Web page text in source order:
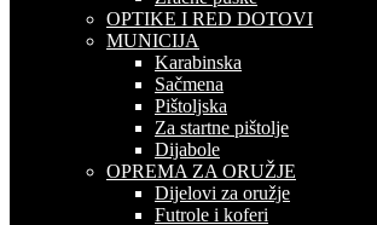
OPTIKE I RED DOTOVI
MUNICIJA
Karabinska
Sačmena
Pištoljska
Za startne pištolje
Dijabole
OPREMA ZA ORUŽJE
Dijelovi za oružje
Futrole i koferi